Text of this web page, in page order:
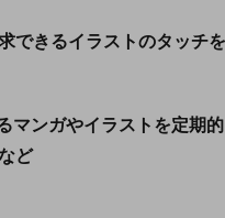
できるイラストのタッチ
マンガやイラストを定期
ど